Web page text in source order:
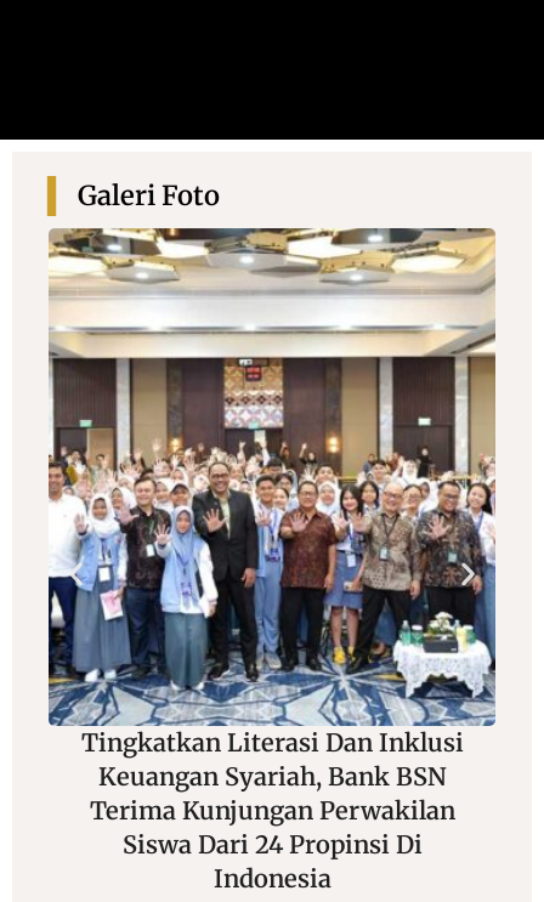
Galeri Foto
Tingkatkan Literasi Dan Inklusi
Keuangan Syariah, Bank BSN
Terima Kunjungan Perwakilan
Siswa Dari 24 Propinsi Di
Indonesia